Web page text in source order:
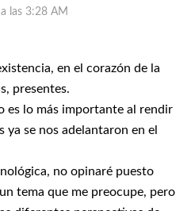
las 3:28 AM
en el corazón de la
presentes.
es lo más importante al rendir
ya se nos adelantaron en el
no opinaré puesto
tema que me preocupe, pero